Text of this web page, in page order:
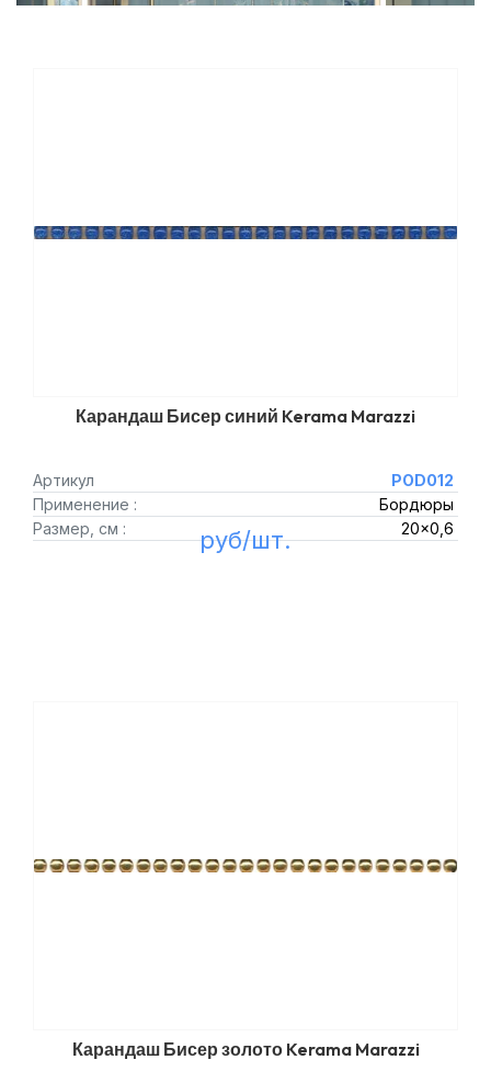
Карандаш Бисер синий Kerama Marazzi
Артикул
POD012
Применение :
Бордюры
Размер, см :
20x0,6
руб/шт.
Карандаш Бисер золото Kerama Marazzi